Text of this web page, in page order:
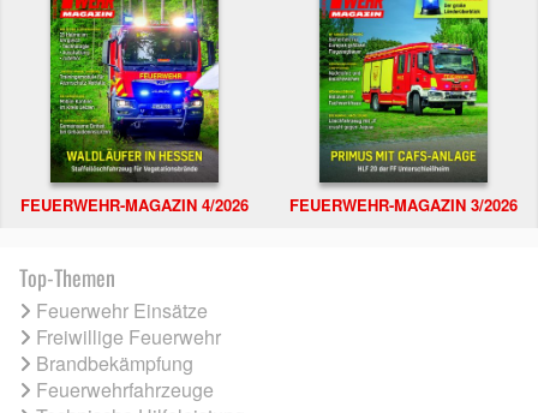
FEUERWEHR-MAGAZIN 4/2026 FEUERWEHR-MAGAZIN 3/2026
Top-Themen
Feuerwehr Einsätze
Freiwillige Feuerwehr
Brandbekämpfung
Feuerwehrfahrzeuge